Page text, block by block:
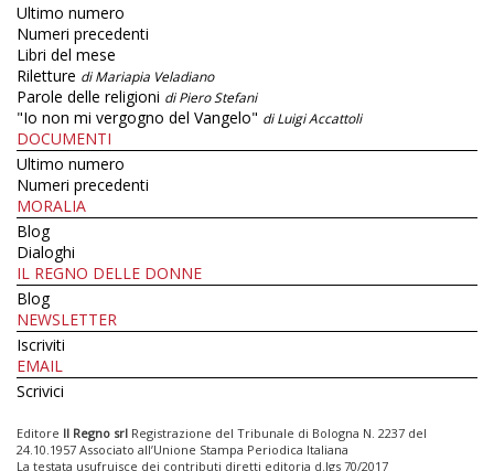
Ultimo numero
Numeri precedenti
Libri del mese
Riletture di Mariapia Veladiano
Parole delle religioni di Piero Stefani
"Io non mi vergogno del Vangelo" di Luigi Accattoli
DOCUMENTI
Ultimo numero
Numeri precedenti
MORALIA
Blog
Dialoghi
IL REGNO DELLE DONNE
Blog
NEWSLETTER
Iscriviti
EMAIL
Scrivici
Editore Il Regno srl Registrazione del Tribunale di Bologna N. 2237 del
24.10.1957 Associato all’Unione Stampa Periodica Italiana
La testata usufruisce dei contributi diretti editoria d.lgs 70/2017